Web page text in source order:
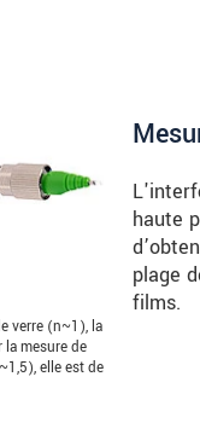
verre (n~1), la
mesure de
elle est de
haute
plage
films.